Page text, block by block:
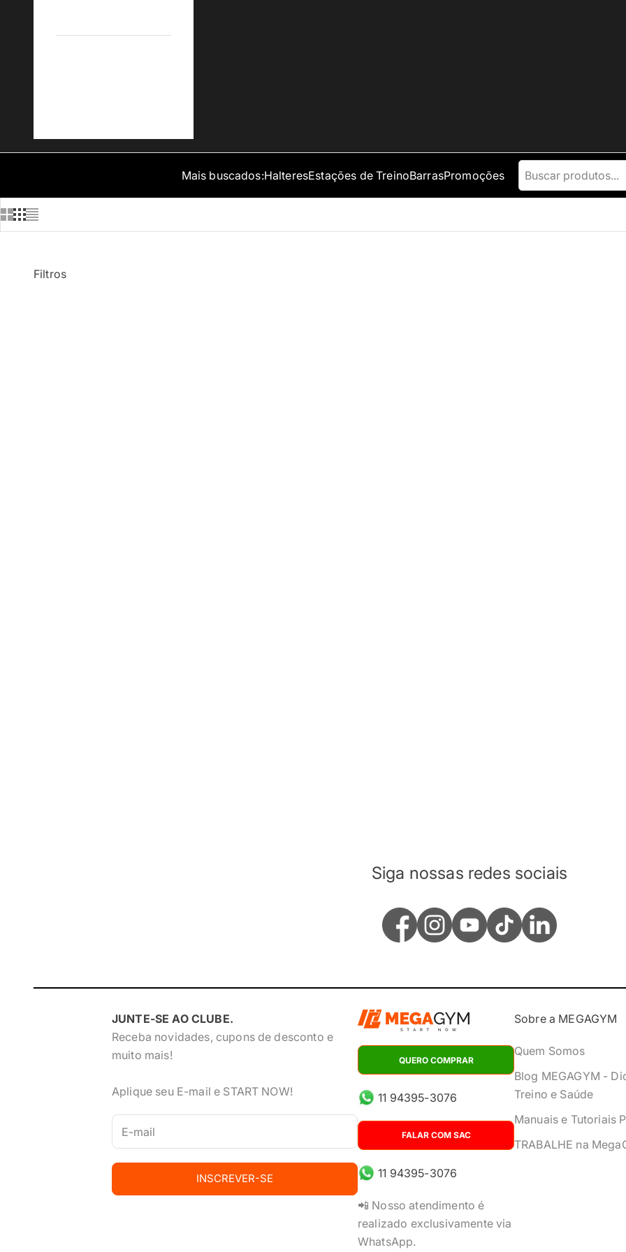
Mais buscados:HalteresEstações de TreinoBarrasPromoções
Filtros
Siga nossas redes sociais
JUNTE-SE AO CLUBE.
Receba novidades, cupons de desconto e
muito mais!
Aplique seu E-mail e START NOW!
INSCREVER-SE
QUERO COMPRAR
11 94395-3076
FALAR COM SAC
11 94395-3076
📲 Nosso atendimento é
realizado exclusivamente via
WhatsApp.
Sobre a MEGAGYM
Quem Somos
Blog MEGAGYM -
Treino e Saúde
Manuais e Tutoriais
TRABALHE na